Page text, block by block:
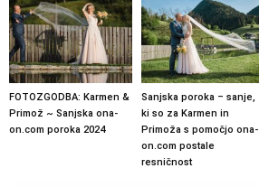
FOTOZGODBA: Karmen &
Primož ~ Sanjska ona-
on.com poroka 2024
Sanjska poroka – sanje,
ki so za Karmen in
Primoža s pomočjo ona-
on.com postale
resničnost